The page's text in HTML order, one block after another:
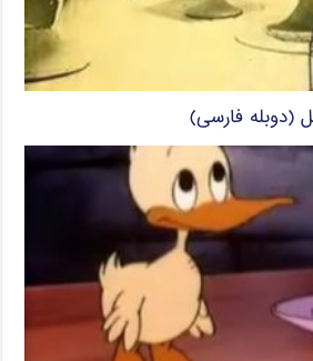
(دوبله فارسی)